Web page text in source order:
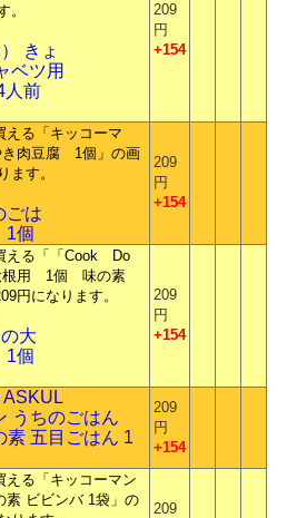
きょ
ベツ用
人前
209
円
+154
ごは
個
209
円
+154
大
1個
209
円
+154
ASKUL
うちのごはん
素 五目ごはん 1
209
円
+154
209